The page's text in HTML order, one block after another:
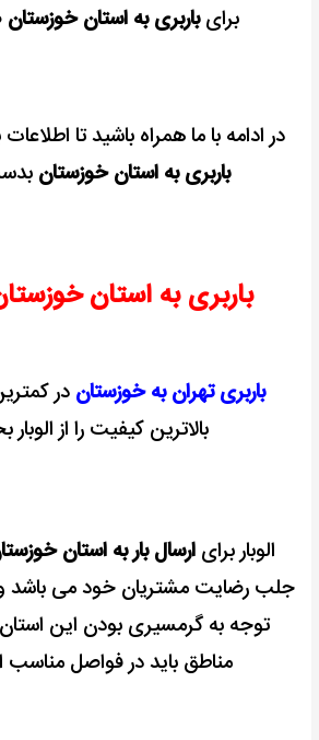
برایباربری به استان خوزستان
در ادامه با ما همراه باشید تا
باربری به استان خوزستان
باربری به استان
باربری تهران به خوزستان در
بالاترین کیفیت را از
الوبار برای ارسال بار به استان
جلب رضایت مشتریان خود می باشد و
توجه به گرمسیری بودن این
مناطق باید در فواصل مناسب